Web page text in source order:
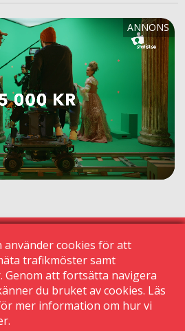
Krogguiden.se
113 24 Stockholm
|
här sidan använder cookies
använder cookies för att
trafikmöster samt
Genom att fortsätta navigera
du bruket av cookies. Läs
mer information om hur vi